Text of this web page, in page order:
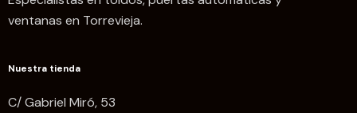
ventanas en Torrevieja.
Nuestra tienda
C/ Gabriel Miró, 53